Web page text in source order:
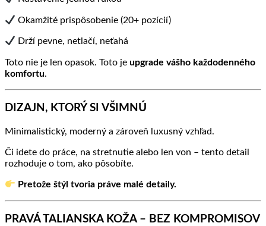
Okamžité prispôsobenie (20+ pozícií)
Drží pevne, netlačí, neťahá
Toto nie je len opasok. Toto je upgrade vášho každodenného
komfortu.
DIZAJN, KTORÝ SI VŠIMNÚ
Minimalistický, moderný a zároveň luxusný vzhľad.
Či idete do práce, na stretnutie alebo len von – tento detail
rozhoduje o tom, ako pôsobíte.
Pretože štýl tvoria práve malé detaily.
PRAVÁ TALIANSKA KOŽA – BEZ KOMPROMISOV